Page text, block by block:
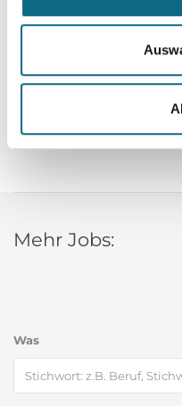
Mehr Jobs:
Was